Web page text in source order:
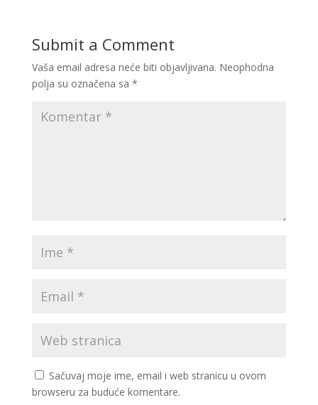
Submit a Comment
Vaša email adresa neće biti objavljivana. Neophodna
polja su označena sa *
Sačuvaj moje ime, email i web stranicu u ovom
browseru za buduće komentare.